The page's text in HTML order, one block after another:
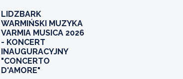
LIDZBARK
WARMIŃSKI MUZYKA
VARMIA MUSICA 2026
- KONCERT
INAUGURACYJNY
"CONCERTO
D'AMORE"